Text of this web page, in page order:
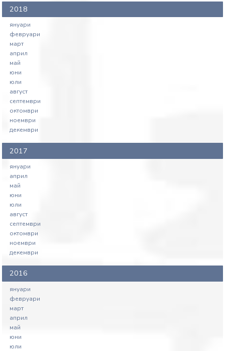
2018
януари
февруари
март
април
май
юни
юли
август
септември
октомври
ноември
декември
2017
януари
април
май
юни
юли
август
септември
октомври
ноември
декември
2016
януари
февруари
март
април
май
юни
юли